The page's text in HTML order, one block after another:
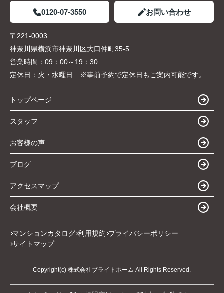
0120-07-3550 お問い合わせ
〒221-0003
神奈川県横浜市神奈川区大口仲町35-5
営業時間： 09：00～19：30
定休日： 火・水曜日 ※事前予約で定休日もご案内可能です。
トップページ
スタッフ
お客様の声
ブログ
アクセスマップ
会社概要
マンションカタログ 利用規約 プライバシーポリシー
サイトマップ
Copyright(c) 株式会社ブライトホーム All Rights Reserved.